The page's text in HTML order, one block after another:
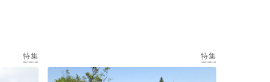
特集 特集